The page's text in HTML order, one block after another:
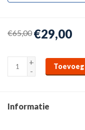
€65,00 €29,00
+
-
Informatie